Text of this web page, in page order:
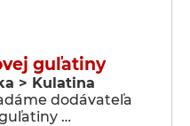
guľatiny
> Kulatina
dodávateľa
…